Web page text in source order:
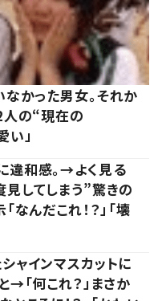
なかった男女。それか
の“現在の
」
違和感。→よく見る
してしまう”驚きの
んだこれ！？」「壊
ャインマスカットに
→「何これ？」まさか